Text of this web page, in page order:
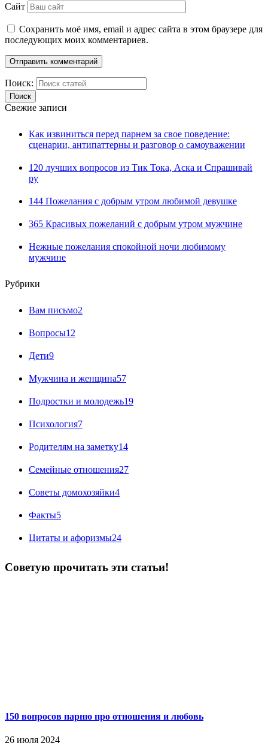
Сайт
Сохранить моё имя, email и адрес сайта в этом браузере для
последующих моих комментариев.
Поиск:
Свежие записи
Как извиниться перед парнем за свое поведение:
сценарии, антипаттерны и разговор о самоуважении
120 лучших вопросов из Тик Тока, Аска и Спрашивай
ру
144 Пожелания с добрым утром любимой девушке
365 Красивых пожеланий с добрым утром мужчине
Нежные пожелания спокойной ночи любимому
мужчине
Рубрики
Вам письмо2
Вопросы12
Дети9
Мужчина и женщина57
Подростки и молодежь19
Психология7
Родителям на заметку14
Семейные отношения27
Советы домохозяйки4
Факты5
Цитаты и афоризмы24
Советую прочитать эти статьи!
150 вопросов парню про отношения и любовь
26 июля 2024